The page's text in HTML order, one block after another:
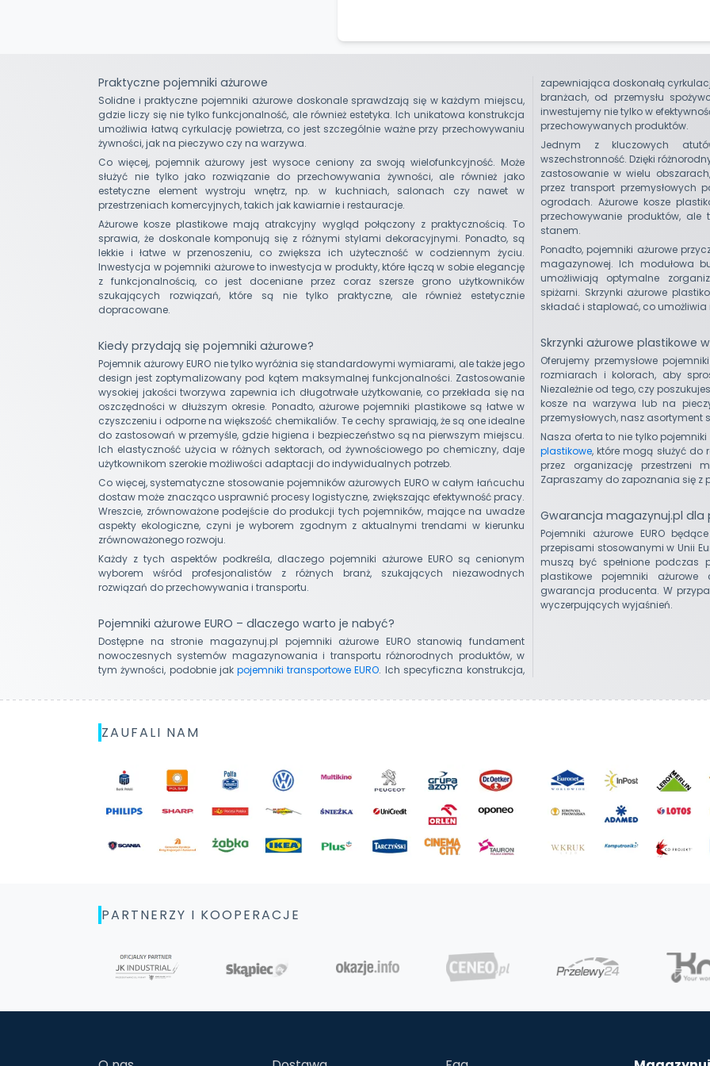
Praktyczne pojemniki ażurowe
Solidne i praktyczne pojemniki ażurowe doskonale sprawdzają się w każdym miejscu,
gdzie liczy się nie tylko funkcjonalność, ale również estetyka. Ich unikatowa konstrukcja
umożliwia łatwą cyrkulację powietrza, co jest szczególnie ważne przy przechowywaniu
żywności, jak na pieczywo czy na warzywa.
Co więcej, pojemnik ażurowy jest wysoce ceniony za swoją wielofunkcyjność. Może
służyć nie tylko jako rozwiązanie do przechowywania żywności, ale również jako
estetyczne element wystroju wnętrz, np. w kuchniach, salonach czy nawet w
przestrzeniach komercyjnych, takich jak kawiarnie i restauracje.
Ażurowe kosze plastikowe mają atrakcyjny wygląd połączony z praktycznością. To
sprawia, że doskonale komponują się z różnymi stylami dekoracyjnymi. Ponadto, są
lekkie i łatwe w przenoszeniu, co zwiększa ich użyteczność w codziennym życiu.
Inwestycja w pojemniki ażurowe to inwestycja w produkty, które łączą w sobie elegancję
z funkcjonalnością, co jest doceniane przez coraz szersze grono użytkowników
szukających rozwiązań, które są nie tylko praktyczne, ale również estetycznie
dopracowane.
Kiedy przydają się pojemniki ażurowe?
Pojemnik ażurowy EURO nie tylko wyróżnia się standardowymi wymiarami, ale także jego
design jest zoptymalizowany pod kątem maksymalnej funkcjonalności. Zastosowanie
wysokiej jakości tworzywa zapewnia ich długotrwałe użytkowanie, co przekłada się na
oszczędności w dłuższym okresie. Ponadto, ażurowe pojemniki plastikowe są łatwe w
czyszczeniu i odporne na większość chemikaliów. Te cechy sprawiają, że są one idealne
do zastosowań w przemyśle, gdzie higiena i bezpieczeństwo są na pierwszym miejscu.
Ich elastyczność użycia w różnych sektorach, od żywnościowego po chemiczny, daje
użytkownikom szerokie możliwości adaptacji do indywidualnych potrzeb.
Co więcej, systematyczne stosowanie pojemników ażurowych EURO w całym łańcuchu
dostaw może znacząco usprawnić procesy logistyczne, zwiększając efektywność pracy.
Wreszcie, zrównoważone podejście do produkcji tych pojemników, mające na uwadze
aspekty ekologiczne, czyni je wyborem zgodnym z aktualnymi trendami w kierunku
zrównoważonego rozwoju.
Każdy z tych aspektów podkreśla, dlaczego pojemniki ażurowe EURO są cenionym
wyborem wśród profesjonalistów z różnych branż, szukających niezawodnych
rozwiązań do przechowywania i transportu.
Pojemniki ażurowe EURO – dlaczego warto je nabyć?
Dostępne na stronie magazynuj.pl pojemniki ażurowe EURO stanowią fundament
nowoczesnych systemów magazynowania i transportu różnorodnych produktów, w
tym żywności, podobnie jak pojemniki transportowe EURO. Ich specyficzna konstrukcja,
zapewniająca doskonałą
branżach, od przemysłu
inwestujemy nie tylko w
przechowywanych produktów.
Jednym z kluczowych
wszechstronność. Dzięki
zastosowanie w wielu
przez transport
ogrodach. Ażurowe kosze
przechowywanie produktów,
stanem.
Ponadto, pojemniki ażurowe
magazynowej. Ich modułowa
umożliwiają optymalne
spiżarni. Skrzynki ażurowe
składać i staplować, co
Skrzynki ażurowe plastikowe
Oferujemy przemysłowe
rozmiarach i kolorach, aby
Niezależnie od tego, czy
kosze na warzywa lub na
przemysłowych, nasz asortyment
Nasza oferta to nie tylko
plastikowe, które mogą służyć
przez organizację przestrzeni
Zapraszamy do zapoznania się z
Gwarancja magazynuj.pl dla
Pojemniki ażurowe EURO
przepisami stosowanymi w Unii
muszą być spełnione podczas
plastikowe pojemniki ażurowe
gwarancja producenta. W
wyczerpujących wyjaśnień.
ZAUFALI NAM
PARTNERZY I KOOPERACJE